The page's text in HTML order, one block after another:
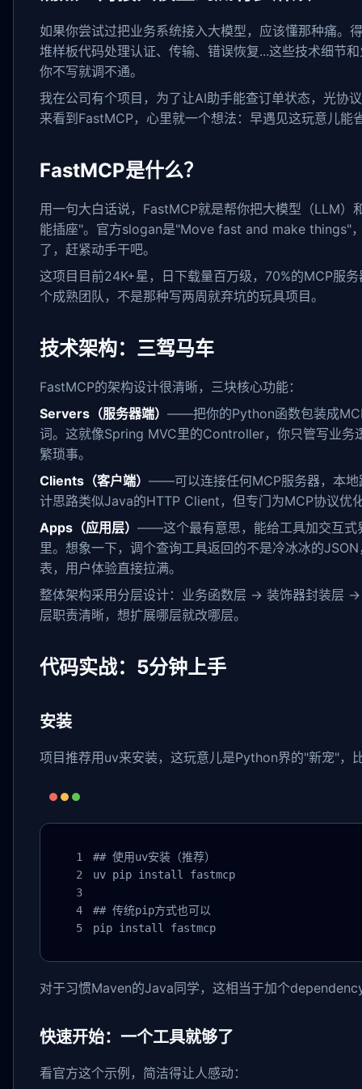
如果你尝试过把业务系统接入大模型，应该懂那种痛。
堆样板代码处理认证、传输、错误恢复...这些技术细节
你不写就调不通。
我在公司有个项目，为了让AI助手能查订单状态，光协
来看到FastMCP，心里就一个想法：早遇见这玩意儿能
FastMCP是什么？
用一句大白话说，FastMCP就是帮你把大模型（LLM）
能插座"。官方slogan是"Move fast and make things"
了，赶紧动手干吧。
这项目目前24K+星，日下载量百万级，70%的MCP服
个成熟团队，不是那种写两周就弃坑的玩具项目。
技术架构：三驾马车
FastMCP的架构设计很清晰，三块核心功能：
Servers（服务器端） ——把你的Python函数包装成
词。这就像Spring MVC里的Controller，你只管写业务
繁琐事。
Clients（客户端） ——可以连接任何MCP服务器，本地
计思路类似Java的HTTP Client，但专门为MCP协议优
Apps（应用层） ——这个最有意思，能给工具加交互式
里。想象一下，调个查询工具返回的不是冷冰冰的
表，用户体验直接拉满。
整体架构采用分层设计：业务函数层 -> 装饰器封装层 -
层职责清晰，想扩展哪层就改哪层。
代码实战：5分钟上手
安装
项目推荐用uv来安装，这玩意儿是Python界的"新宠"，
## 使用uv安装（推荐）
uv pip install fastmcp
## 传统pip方式也可以
pip install fastmcp
对于习惯Maven的Java同学，这相当于加个
快速开始：一个工具就够了
看官方这个示例，简洁得让人感动：